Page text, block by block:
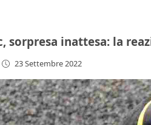
sorpresa inattesa: la
23 Settembre 2022